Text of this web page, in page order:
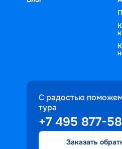
С радостью
тура
+7 495 877-
Заказать